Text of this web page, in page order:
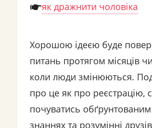
як дражнити чоловіка
Хорошою ідеєю буде
питань протягом місяців
коли люди змінюються.
про це як про реєстрацію,
почуватись обґрунтованим
знаннях та розумінні